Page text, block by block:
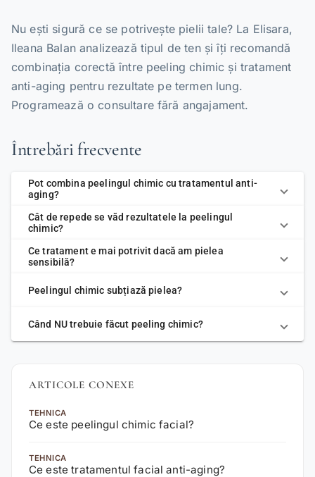
Nu ești sigură ce se potrivește pielii tale? La Elisara,
Ileana Balan analizează tipul de ten și îți recomandă
combinația corectă între peeling chimic și tratament
anti-aging pentru rezultate pe termen lung.
Programează o consultare fără angajament.
Întrebări frecvente
Pot combina peelingul chimic cu tratamentul anti-
aging?
Cât de repede se văd rezultatele la peelingul
chimic?
Ce tratament e mai potrivit dacă am pielea
sensibilă?
Peelingul chimic subțiază pielea?
Când NU trebuie făcut peeling chimic?
ARTICOLE CONEXE
TEHNICA
Ce este peelingul chimic facial?
TEHNICA
Ce este tratamentul facial anti-aging?